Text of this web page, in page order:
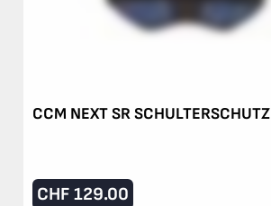
CCM NEXT SR SCHULTERSCHUTZ
CHF 129.00